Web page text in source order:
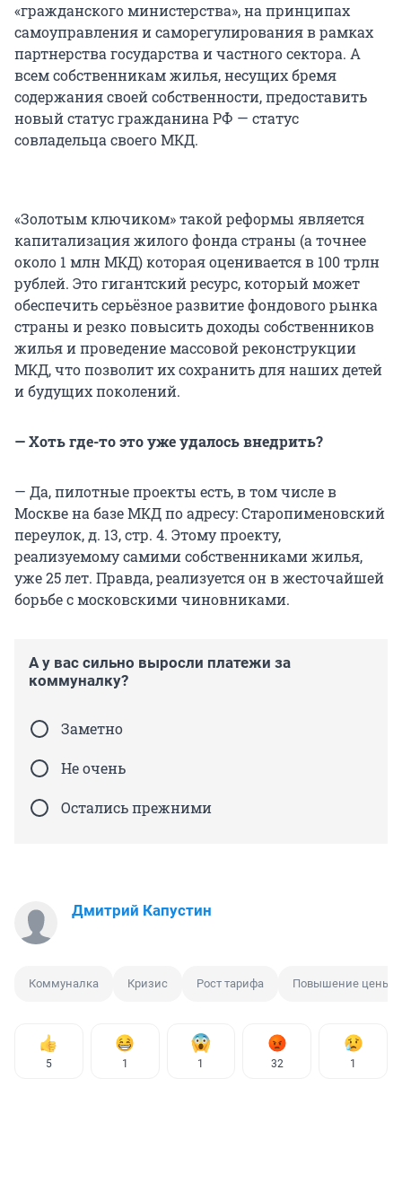
«гражданского министерства», на принципах
самоуправления и саморегулирования в рамках
партнерства государства и частного сектора. А
всем собственникам жилья, несущих бремя
содержания своей собственности, предоставить
новый статус гражданина РФ — статус
совладельца своего МКД.
«Золотым ключиком» такой реформы является
капитализация жилого фонда страны (а точнее
около 1 млн МКД) которая оценивается в 100 трлн
рублей. Это гигантский ресурс, который может
обеспечить серьёзное развитие фондового рынка
страны и резко повысить доходы собственников
жилья и проведение массовой реконструкции
МКД, что позволит их сохранить для наших детей
и будущих поколений.
— Хоть где-то это уже удалось внедрить?
— Да, пилотные проекты есть, в том числе в
Москве на базе МКД по адресу: Старопименовский
переулок, д. 13, стр. 4. Этому проекту,
реализуемому самими собственниками жилья,
уже 25 лет. Правда, реализуется он в жесточайшей
борьбе с московскими чиновниками.
А у вас сильно выросли платежи за
коммуналку?
Заметно
Не очень
Остались прежними
Дмитрий Капустин
Коммуналка Кризис Рост тарифа Повышение цены
5 1 1 32 1